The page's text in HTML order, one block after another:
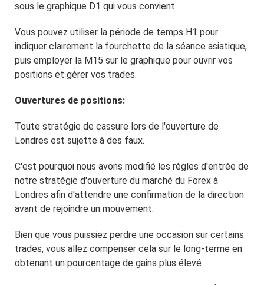
sous le graphique D1 qui vous convient.
Vous pouvez utiliser la période de temps H1 pour
indiquer clairement la fourchette de la séance asiatique,
puis employer la M15 sur le graphique pour ouvrir vos
positions et gérer vos trades.
Ouvertures de positions:
Toute stratégie de cassure lors de l'ouverture de
Londres est sujette à des faux.
C'est pourquoi nous avons modifié les règles d'entrée de
notre stratégie d'ouverture du marché du Forex à
Londres afin d'attendre une confirmation de la direction
avant de rejoindre un mouvement.
Bien que vous puissiez perdre une occasion sur certains
trades, vous allez compenser cela sur le long-terme en
obtenant un pourcentage de gains plus élevé.